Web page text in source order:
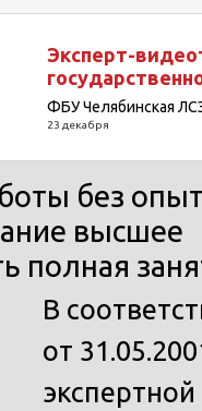
Эксперт-
ФБУ Челябинская
23 декабря
без
высшее
полная
В
от